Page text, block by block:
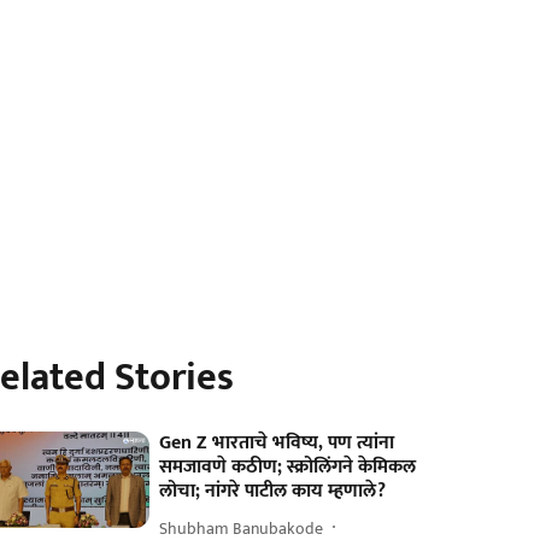
Stories
Gen Z भारताचे भविष्य, पण त्यांना
समजावणे कठीण; स्क्रोलिंगने केमिकल
लोचा; नांगरे पाटील काय म्हणाले?
Shubham Banubakode